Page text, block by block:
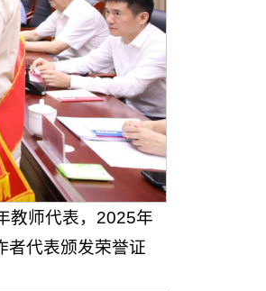
教师代表，2025年
者代表颁发荣誉证